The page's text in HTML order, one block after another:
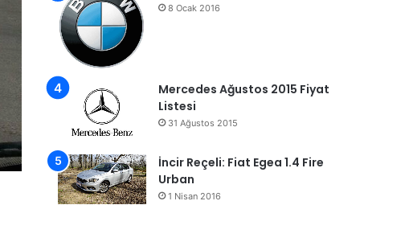
8 Ocak 2016
Mercedes Ağustos 2015 Fiyat
Listesi
31 Ağustos 2015
İncir Reçeli: Fiat Egea 1.4 Fire
Urban
1 Nisan 2016